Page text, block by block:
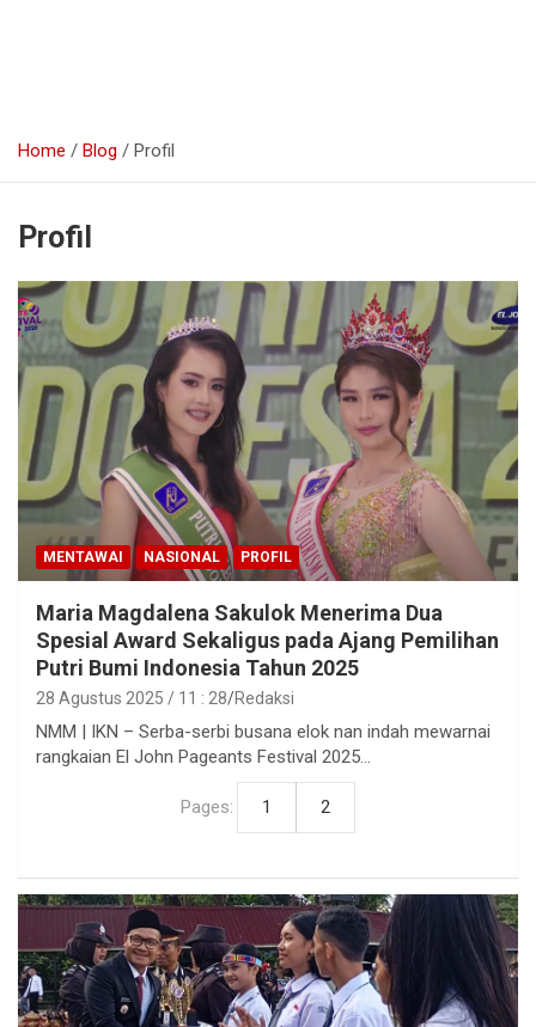
Home Blog Profil
Profil
MENTAWAI NASIONAL PROFIL
Maria Magdalena Sakulok Menerima Dua
Spesial Award Sekaligus pada Ajang Pemilihan
Putri Bumi Indonesia Tahun 2025
28 Agustus 2025 / 11 : 28 Redaksi
NMM | IKN – Serba-serbi busana elok nan indah mewarnai
rangkaian El John Pageants Festival 2025…
Pages: 1 2